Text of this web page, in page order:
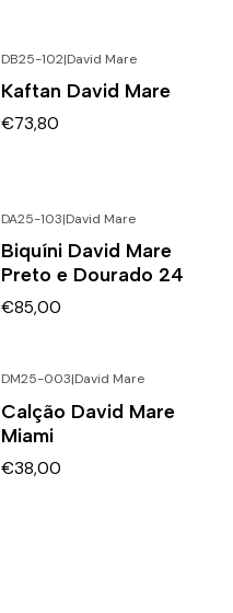
DB25-102|David Mare
Kaftan David Mare
€73,80
DA25-103|David Mare
Biquíni David Mare
Preto e Dourado 24
€85,00
DM25-003|David Mare
Calção David Mare
Miami
€38,00